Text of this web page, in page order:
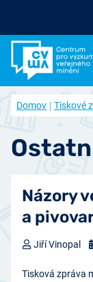
Domov Tiskové
Názory
a
Tisková zpráva
Jiří Vinopal